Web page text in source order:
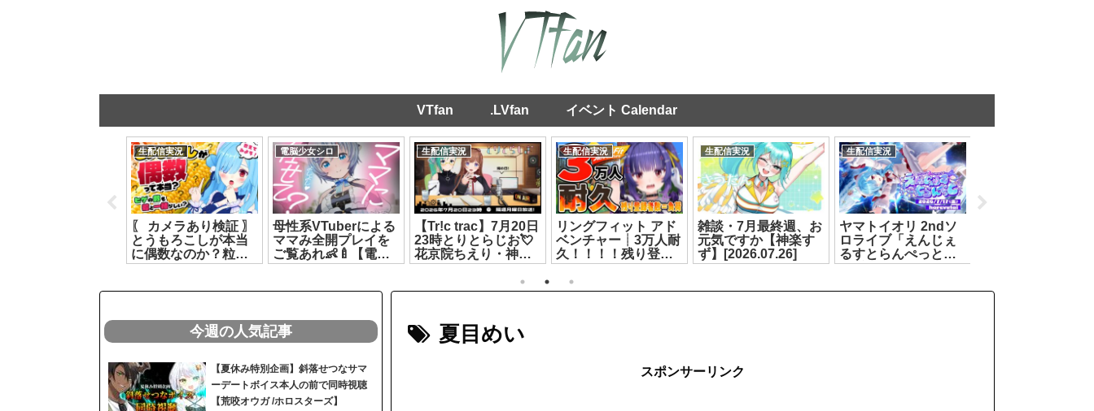
VTfan .LVfan イベント Calendar
生配信実況
〖 カメラあり検証 〗
とうもろこしが本当
に偶数なのか？粒と
髭は同じ数なのか？
ブ #ヤマトイオリ
電脳少女シロ
母性系VTuberによる
ママみ全開プレイを
ご覧あれ👶🍼【電脳
少女シロ】
生配信実況
【Tr!c trac】7月20日
23時とりとらじお💘
花京院ちえり・神楽
すず【 第133回 #とり
[2026.07.20]
生配信実況
リングフィット アド
ベンチャー┊3万人耐
久！！！！残り登録
者数＝負荷のリング
フィット！！┊ルル
ン・ルルリカ/どっと
生配信実況
雑談・7月最終週、お
元気ですか【神楽す
ず】[2026.07.26]
生配信実況
ヤマトイオリ 2ndソ
ロライブ「えんじぇ
るすとらんぺっと」
第2部[2026.07.17]
夏目めい
スポンサーリンク
今週の人気記事
【夏休み特別企画】斜落せつなサマ
ーデートボイス本人の前で同時視聴
【荒咬オウガ /ホロスターズ】